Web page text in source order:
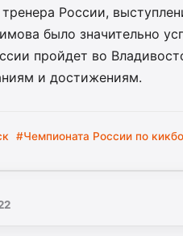
России,
было значительно
пройдет во
и достижениям.
#Чемпионата России по